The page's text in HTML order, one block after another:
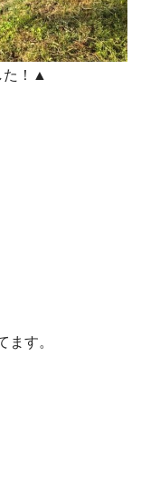
た！▲
ます。